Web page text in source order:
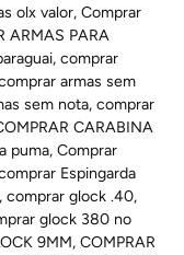
olx valor,Comprar
ARMAS PARA
,comprar
armas sem
sem nota,comprar
CARABINA
puma,Comprar
Espingarda
,comprar glock .40,
glock 380 no
9MM,COMPRAR